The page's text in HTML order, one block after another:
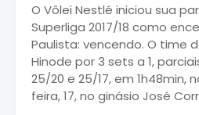
O Vôlei Nestlé iniciou sua
Superliga 2017/18 como
Paulista: vencendo. O time
Hinode por 3 sets a 1,
25/20 e 25/17, em
feira, 17, no ginásio José